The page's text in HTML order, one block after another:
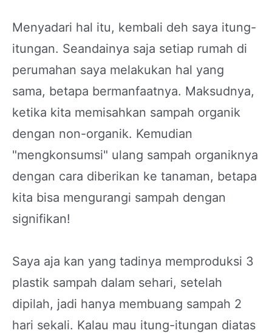
Menyadari hal itu, kembali deh saya itung-
itungan. Seandainya saja setiap rumah di
perumahan saya melakukan hal yang
sama, betapa bermanfaatnya. Maksudnya,
ketika kita memisahkan sampah organik
dengan non-organik. Kemudian
"mengkonsumsi" ulang sampah organiknya
dengan cara diberikan ke tanaman, betapa
kita bisa mengurangi sampah dengan
signifikan!
Saya aja kan yang tadinya memproduksi 3
plastik sampah dalam sehari, setelah
dipilah, jadi hanya membuang sampah 2
hari sekali. Kalau mau itung-itungan diatas